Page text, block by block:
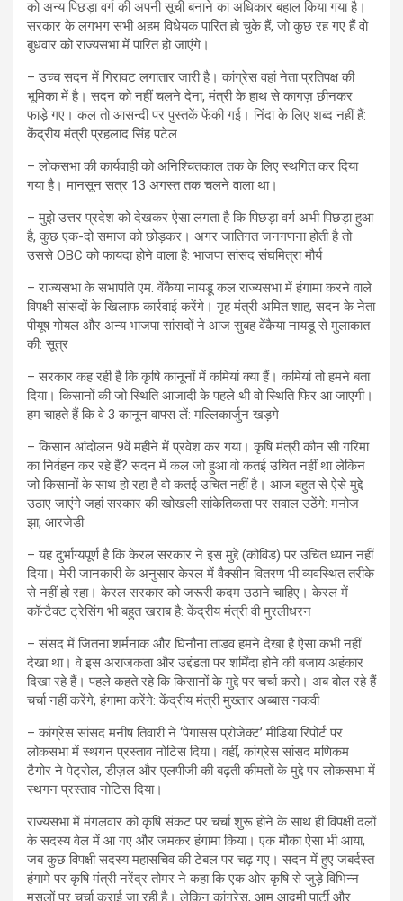
को अन्य पिछड़ा वर्ग की अपनी सूची बनाने का अधिकार बहाल किया गया है।
सरकार के लगभग सभी अहम विधेयक पारित हो चुके हैं, जो कुछ रह गए हैं वो
बुधवार को राज्यसभा में पारित हो जाएंगे।
– उच्च सदन में गिरावट लगातार जारी है। कांग्रेस वहां नेता प्रतिपक्ष की
भूमिका में है। सदन को नहीं चलने देना, मंत्री के हाथ से कागज़ छीनकर
फाड़े गए। कल तो आसन्दी पर पुस्तकें फेंकी गई। निंदा के लिए शब्द नहीं हैं:
केंद्रीय मंत्री प्रहलाद सिंह पटेल
– लोकसभा की कार्यवाही को अनिश्चितकाल तक के लिए स्थगित कर दिया
गया है। मानसून सत्र 13 अगस्त तक चलने वाला था।
– मुझे उत्तर प्रदेश को देखकर ऐसा लगता है कि पिछड़ा वर्ग अभी पिछड़ा हुआ
है, कुछ एक-दो समाज को छोड़कर। अगर जातिगत जनगणना होती है तो
उससे OBC को फायदा होने वाला है: भाजपा सांसद संघमित्रा मौर्य
– राज्यसभा के सभापति एम. वेंकैया नायडू कल राज्यसभा में हंगामा करने वाले
विपक्षी सांसदों के खिलाफ कार्रवाई करेंगे। गृह मंत्री अमित शाह, सदन के नेता
पीयूष गोयल और अन्य भाजपा सांसदों ने आज सुबह वेंकैया नायडू से मुलाकात
की: सूत्र
– सरकार कह रही है कि कृषि कानूनों में कमियां क्या हैं। कमियां तो हमने बता
दिया। किसानों की जो स्थिति आजादी के पहले थी वो स्थिति फिर आ जाएगी।
हम चाहते हैं कि वे 3 कानून वापस लें: मल्लिकार्जुन खड़गे
– किसान आंदोलन 9वें महीने में प्रवेश कर गया। कृषि मंत्री कौन सी गरिमा
का निर्वहन कर रहे हैं? सदन में कल जो हुआ वो कतई उचित नहीं था लेकिन
जो किसानों के साथ हो रहा है वो कतई उचित नहीं है। आज बहुत से ऐसे मुद्दे
उठाए जाएंगे जहां सरकार की खोखली सांकेतिकता पर सवाल उठेंगे: मनोज
झा, आरजेडी
– यह दुर्भाग्यपूर्ण है कि केरल सरकार ने इस मुद्दे (कोविड) पर उचित ध्यान नहीं
दिया। मेरी जानकारी के अनुसार केरल में वैक्सीन वितरण भी व्यवस्थित तरीके
से नहीं हो रहा। केरल सरकार को जरूरी कदम उठाने चाहिए। केरल में
कॉन्टैक्ट ट्रेसिंग भी बहुत खराब है: केंद्रीय मंत्री वी मुरलीधरन
– संसद में जितना शर्मनाक और घिनौना तांडव हमने देखा है ऐसा कभी नहीं
देखा था। वे इस अराजकता और उद्दंडता पर शर्मिंदा होने की बजाय अहंकार
दिखा रहे हैं। पहले कहते रहे कि किसानों के मुद्दे पर चर्चा करो। अब बोल रहे हैं
चर्चा नहीं करेंगे, हंगामा करेंगे: केंद्रीय मंत्री मुख्तार अब्बास नकवी
– कांग्रेस सांसद मनीष तिवारी ने ‘पेगासस प्रोजेक्ट’ मीडिया रिपोर्ट पर
लोकसभा में स्थगन प्रस्ताव नोटिस दिया। वहीं, कांग्रेस सांसद मणिकम
टैगोर ने पेट्रोल, डीज़ल और एलपीजी की बढ़ती कीमतों के मुद्दे पर लोकसभा में
स्थगन प्रस्ताव नोटिस दिया।
राज्यसभा में मंगलवार को कृषि संकट पर चर्चा शुरू होने के साथ ही विपक्षी दलों
के सदस्य वेल में आ गए और जमकर हंगामा किया। एक मौका ऐेसा भी आया,
जब कुछ विपक्षी सदस्य महासचिव की टेबल पर चढ़ गए। सदन में हुए जबर्दस्त
हंगामे पर कृषि मंत्री नरेंद्र तोमर ने कहा कि एक ओर कृषि से जुड़े विभिन्न
मसलों पर चर्चा कराई जा रही है। लेकिन कांग्रेस, आम आदमी पार्टी और